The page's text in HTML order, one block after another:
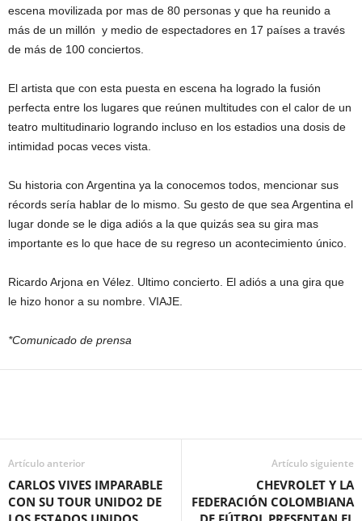
escena movilizada por mas de 80 personas y que ha reunido a
más de un millón y medio de espectadores en 17 países a través
de más de 100 conciertos.
El artista que con esta puesta en escena ha logrado la fusión
perfecta entre los lugares que reúnen multitudes con el calor de un
teatro multitudinario logrando incluso en los estadios una dosis de
intimidad pocas veces vista.
Su historia con Argentina ya la conocemos todos, mencionar sus
récords sería hablar de lo mismo. Su gesto de que sea Argentina el
lugar donde se le diga adiós a la que quizás sea su gira mas
importante es lo que hace de su regreso un acontecimiento único.
Ricardo Arjona en Vélez. Ultimo concierto. El adiós a una gira que
le hizo honor a su nombre. VIAJE.
*Comunicado de prensa
Artículo anterior
CARLOS VIVES IMPARABLE
CON SU TOUR UNIDO2 DE
Artículo siguiente
CHEVROLET Y LA
FEDERACIÓN COLOMBIANA